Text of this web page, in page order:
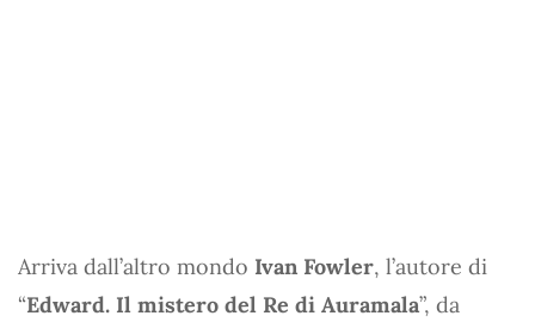
Arriva dall’altro mondo Ivan Fowler, l’autore di
“Edward. Il mistero del Re di Auramala”, da